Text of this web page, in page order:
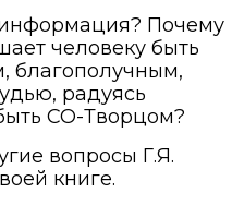
Почему
человеку быть
благополучным,
радуясь
СО-Творцом?
вопросы Г.Я.
книге.